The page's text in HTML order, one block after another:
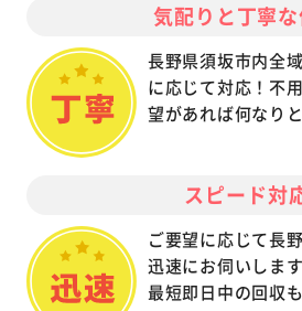
気配りと丁寧
長野県須坂市内全
に応じて対応！不
望があれば何なり
スピード対
ご要望に応じて長
迅速にお伺いしま
最短即日中の回収